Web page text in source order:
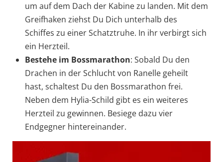
um auf dem Dach der Kabine zu landen. Mit dem
Greifhaken ziehst Du Dich unterhalb des
Schiffes zu einer Schatztruhe. In ihr verbirgt sich
ein Herzteil.
Bestehe im Bossmarathon: Sobald Du den
Drachen in der Schlucht von Ranelle geheilt
hast, schaltest Du den Bossmarathon frei.
Neben dem Hylia-Schild gibt es ein weiteres
Herzteil zu gewinnen. Besiege dazu vier
Endgegner hintereinander.